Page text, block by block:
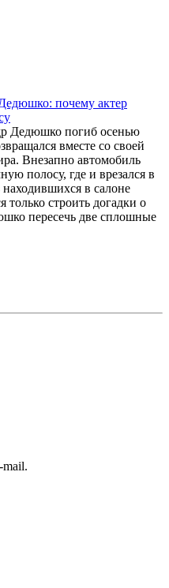
почему актер
Дедюшко погиб осенью
вместе со своей
Внезапно автомобиль
полосу, где и врезался в
в салоне
строить догадки о
пересечь две сплошные
mail.